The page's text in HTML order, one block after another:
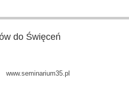
do Święceń
www.seminarium35.pl